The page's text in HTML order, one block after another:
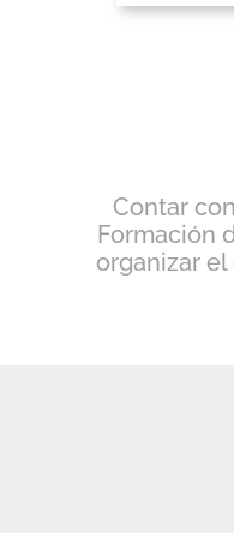
Contar
Formación
organizar